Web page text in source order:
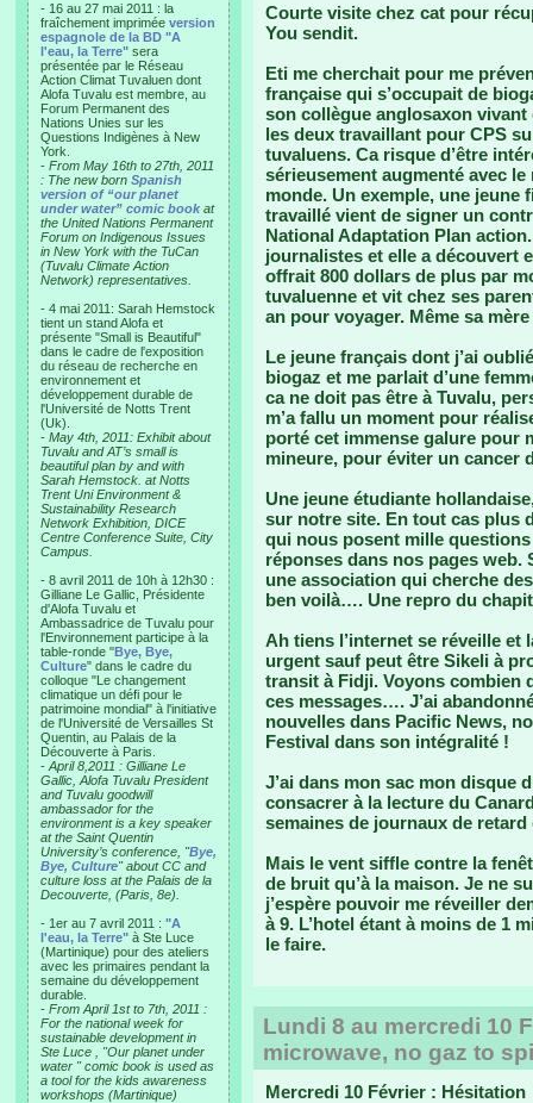
- 16 au 27 mai 2011 : la
fraîchement imprimée version
espagnole de la BD "A
l'eau, la Terre" sera
présentée par le Réseau
Action Climat Tuvaluen dont
Alofa Tuvalu est membre, au
Forum Permanent des
Nations Unies sur les
Questions Indigènes à New
York.
- From May 16th to 27th, 2011
: The new born Spanish
version of “our planet
under water” comic book at
the United Nations Permanent
Forum on Indigenous Issues
in New York with the TuCan
(Tuvalu Climate Action
Network) representatives.
- 4 mai 2011: Sarah Hemstock
tient un stand Alofa et
présente "Small is Beautiful"
dans le cadre de l'exposition
du réseau de recherche en
environnement et
développement durable de
l'Université de Notts Trent
(Uk).
- May 4th, 2011: Exhibit about
Tuvalu and AT’s small is
beautiful plan by and with
Sarah Hemstock. at Notts
Trent Uni Environment &
Sustainability Research
Network Exhibition, DICE
Centre Conference Suite, City
Campus.
- 8 avril 2011 de 10h à 12h30 :
Gilliane Le Gallic, Présidente
d'Alofa Tuvalu et
Ambassadrice de Tuvalu pour
l'Environnement participe à la
table-ronde "Bye, Bye,
Culture" dans le cadre du
colloque "Le changement
climatique un défi pour le
patrimoine mondial" à l'initiative
de l'Université de Versailles St
Quentin, au Palais de la
Découverte à Paris.
- April 8,2011 : Gilliane Le
Gallic, Alofa Tuvalu President
and Tuvalu goodwill
ambassador for the
environment is a key speaker
at the Saint Quentin
University’s conference, "Bye,
Bye, Culture" about CC and
culture loss at the Palais de la
Decouverte, (Paris, 8e).
- 1er au 7 avril 2011 : "A
l'eau, la Terre" à Ste Luce
(Martinique) pour des ateliers
avec les primaires pendant la
semaine du développement
durable.
- From April 1st to 7th, 2011 :
For the national week for
sustainable development in
Ste Luce , "Our planet under
water " comic book is used as
a tool for the kids awareness
workshops (Martinique)
Courte visite chez cat pour
You sendit.
Eti me cherchait pour me
française qui s’occupait de
son collègue anglosaxon
les deux travaillant pour CPS
tuvaluens. Ca risque d’être
sérieusement augmenté avec
monde. Un exemple, une jeune
travaillé vient de signer un
National Adaptation Plan
journalistes et elle a découvert
offrait 800 dollars de plus par
tuvaluenne et vit chez ses
an pour voyager. Même sa
Le jeune français dont j’ai
biogaz et me parlait d’une
ca ne doit pas être à Tuvalu,
m’a fallu un moment pour
porté cet immense galure pour
mineure, pour éviter un cancer
Une jeune étudiante
sur notre site. En tout cas plus
qui nous posent mille
réponses dans nos pages web.
une association qui cherche
ben voilà…. Une repro du
Ah tiens l’internet se réveille et
urgent sauf peut être Sikeli à
transit à Fidji. Voyons combien
ces messages…. J’ai
nouvelles dans Pacific News,
Festival dans son intégralité !
J’ai dans mon sac mon disque
consacrer à la lecture du
semaines de journaux de
Mais le vent siffle contre la
de bruit qu’à la maison. Je ne
j’espère pouvoir me réveiller
à 9. L’hotel étant à moins de 1
le faire.
Lundi 8 au mercredi 10
microwave, no gaz to
Mercredi 10 Février : Hésitation